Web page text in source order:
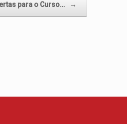
para o Curso… →